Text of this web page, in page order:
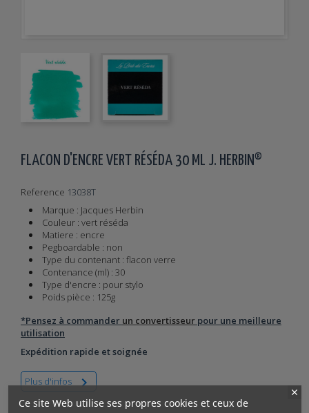
FLACON D'ENCRE VERT RÉSÉDA 30 ML J. HERBIN®
Reference 13038T
Marque : Jacques Herbin
Couleur : vert réséda
Matiere : encre
Pegboardable : non
Type du contenant : flacon verre
Contenance (ml) : 30
Type d'encre : pour stylo
Poids pièce : 125g
*Pensez à commander un convertisseur pour une meilleure
utilisation
Expédition rapide et soignée
Plus d'infos 
Ce site Web utilise ses propres cookies et ceux de